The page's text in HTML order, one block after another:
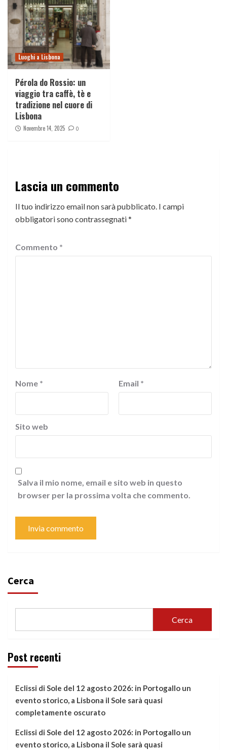
Luoghi a Lisbona
Pérola do Rossio: un
viaggio tra caffè, tè e
tradizione nel cuore di
Lisbona
Novembre 14, 2025 0
Lascia un commento
Il tuo indirizzo email non sarà pubblicato. I campi
obbligatori sono contrassegnati*
Commento *
Nome * Email *
Sito web
Salva il mio nome, email e sito web in questo
browser per la prossima volta che commento.
Cerca
Cerca
Post recenti
Eclissi di Sole del 12 agosto 2026: in Portogallo un
evento storico, a Lisbona il Sole sarà quasi
completamente oscurato
Eclissi di Sole del 12 agosto 2026: in Portogallo un
evento storico, a Lisbona il Sole sarà quasi